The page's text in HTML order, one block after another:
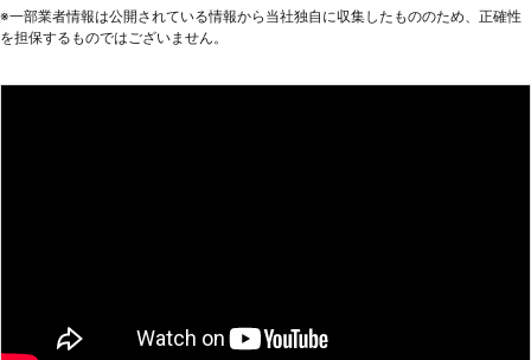
も試すと、結果的には費用がかさんで
っかりとした駆除をすると同時に、リ
※⼀部業者情報は公開されている情報から当社独⾃に収集したもののため、正確性
を担保するものではございません。